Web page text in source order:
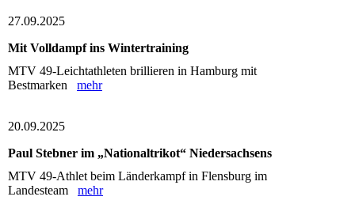
27.09.2025
Mit Volldampf ins Wintertraining
MTV 49-Leichtathleten brillieren in Hamburg mit
Bestmarken mehr
20.09.2025
Paul Stebner im „Nationaltrikot“ Niedersachsens
MTV 49-Athlet beim Länderkampf in Flensburg im
Landesteam mehr